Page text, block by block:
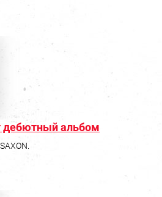
дебютный альбом